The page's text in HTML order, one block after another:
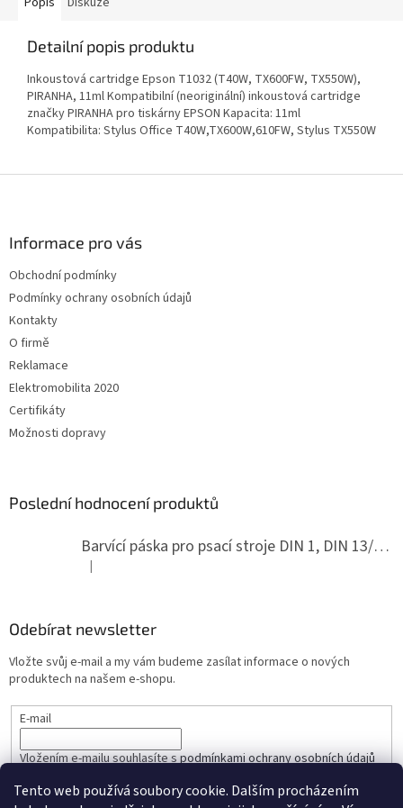
Tento web používá soubory cookie. Dalším procházením
Detailní popis produktu
Inkoustová cartridge Epson T1032 (T40W, TX600FW, TX550W),
PIRANHA, 11ml Kompatibilní (neoriginální) inkoustová cartridge
značky PIRANHA pro tiskárny EPSON Kapacita: 11ml
Kompatibilita: Stylus Office T40W,TX600W,610FW, Stylus TX550W
Informace pro vás
Obchodní podmínky
Podmínky ochrany osobních údajů
Kontakty
O firmě
Reklamace
Elektromobilita 2020
Certifikáty
Možnosti dopravy
Poslední hodnocení produktů
Barvící páska pro psací stroje DIN 1, DIN 13/10, LAND, PA červenočerná
Hodnocení produktu je 5 z 5 hvězdiček.
|
Odebírat newsletter
Vložte svůj e-mail a my vám budeme zasílat informace o nových
produktech na našem e-shopu.
E-mail
Vložením e-mailu souhlasíte spodmínkami ochrany osobních údajů
PŘIHLÁSIT SE